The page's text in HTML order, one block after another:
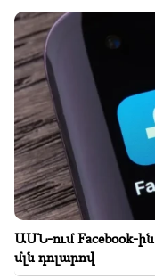
19:38
Դատավորը հայ
19:17 Կարևոր
Երևի փոստը լավ
Պոլսո պատրիարքի
19:01
ԱՄՆ-ում Facebook-
567 մլն դոլարով
18:51
Մինվոդիում
անօրինական
ԱՄՆ-ում Facebook-
մլն դոլարով